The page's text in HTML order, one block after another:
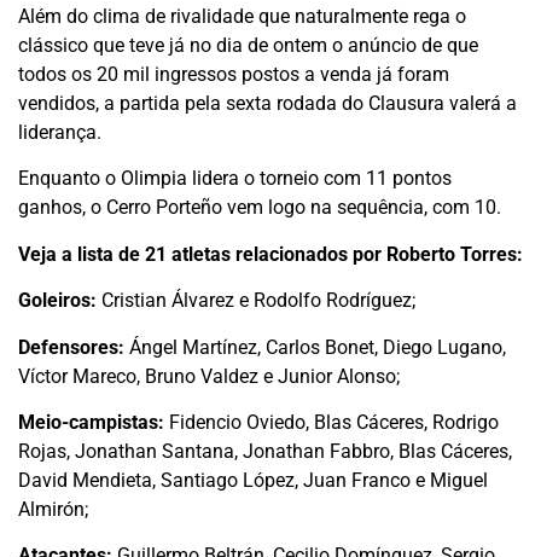
Além do clima de rivalidade que naturalmente rega o
clássico que teve já no dia de ontem o anúncio de que
todos os 20 mil ingressos postos a venda já foram
vendidos, a partida pela sexta rodada do Clausura valerá a
liderança.
Enquanto o Olimpia lidera o torneio com 11 pontos
ganhos, o Cerro Porteño vem logo na sequência, com 10.
Veja a lista de 21 atletas relacionados por Roberto Torres:
Goleiros: Cristian Álvarez e Rodolfo Rodríguez;
Defensores: Ángel Martínez, Carlos Bonet, Diego Lugano,
Víctor Mareco, Bruno Valdez e Junior Alonso;
Meio-campistas: Fidencio Oviedo, Blas Cáceres, Rodrigo
Rojas, Jonathan Santana, Jonathan Fabbro, Blas Cáceres,
David Mendieta, Santiago López, Juan Franco e Miguel
Almirón;